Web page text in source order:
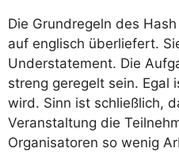
Die Grundregeln des
auf englisch überliefert.
Understatement. Die
streng geregelt sein. Egal
wird. Sinn ist schließlich,
Veranstaltung die
Organisatoren so wenig